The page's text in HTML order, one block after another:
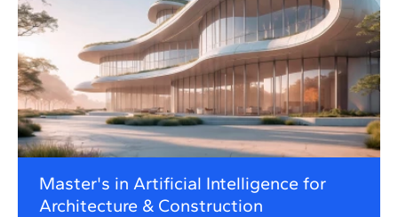
Master's in Artificial Intelligence for
Architecture & Construction